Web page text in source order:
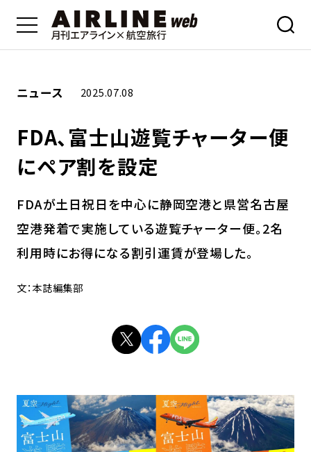
ニュース 2025.07.08
FDA、富士山遊覧チャーター便
にペア割を設定
FDAが土日祝日を中心に静岡空港と県営名古屋
空港発着で実施している遊覧チャーター便。2名
利用時にお得になる割引運賃が登場した。
文：本誌編集部